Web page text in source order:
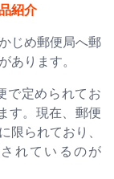
紹介
じめ郵便局へ郵
あります。
で定められてお
す。現在、郵便
限られており、
れているのが